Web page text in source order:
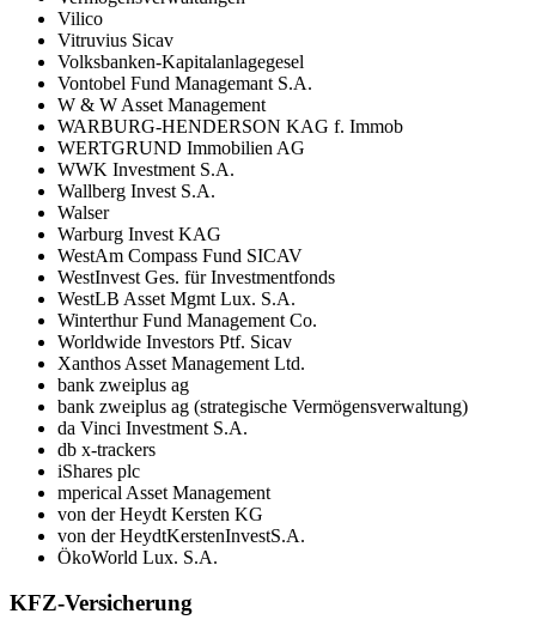
Vilico
Vitruvius Sicav
Volksbanken-Kapitalanlagegesel
Vontobel Fund Managemant S.A.
W & W Asset Management
WARBURG-HENDERSON KAG f. Immob
WERTGRUND Immobilien AG
WWK Investment S.A.
Wallberg Invest S.A.
Walser
Warburg Invest KAG
WestAm Compass Fund SICAV
WestInvest Ges. für Investmentfonds
WestLB Asset Mgmt Lux. S.A.
Winterthur Fund Management Co.
Worldwide Investors Ptf. Sicav
Xanthos Asset Management Ltd.
bank zweiplus ag
bank zweiplus ag (strategische Vermögensverwaltung)
da Vinci Investment S.A.
db x-trackers
iShares plc
mperical Asset Management
von der Heydt Kersten KG
von der HeydtKerstenInvestS.A.
ÖkoWorld Lux. S.A.
KFZ-Versicherung